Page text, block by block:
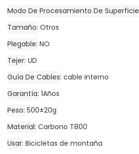
Modo De Procesamiento De Superficie
Tamaño Otros
Plegable NO
Tejer UD
Guía De Cables cable interno
Garantía 1Años
Peso 500±20g
Material Carbono T800
Usar Bicicletas de montaña